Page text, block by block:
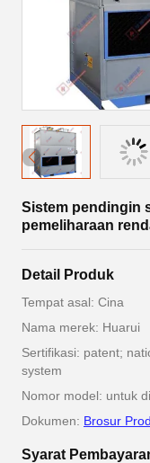
Sistem pendingin
pemeliharaan
Detail Produk
Tempat asal: Cina
Nama merek: Huarui
Sertifikasi: patent;
system
Nomor model: untuk
Dokumen: Brosur
Syarat